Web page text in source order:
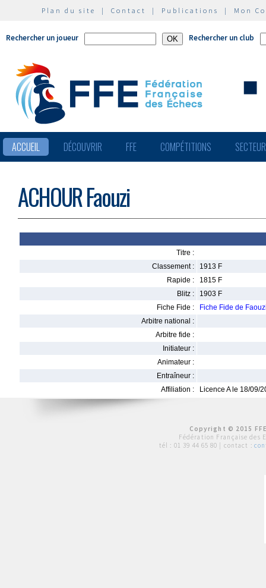
Plan du site | Contact | Publications | Mon
Rechercher un joueur Rechercher un club
ACCUEIL DÉCOUVRIR FFE COMPÉTITIONS
ACHOUR Faouzi
Titre :
Classement :
1913 F
Rapide :
1815 F
Blitz :
1903 F
Fiche Fide :
Fiche Fide de
Arbitre national :
Arbitre fide :
Initiateur :
Animateur :
Entraîneur :
Affiliation :
Licence A le 18/09/
Copyright © 2015
Fédération Française des
tél : 01 39 44 65 80 | contact :